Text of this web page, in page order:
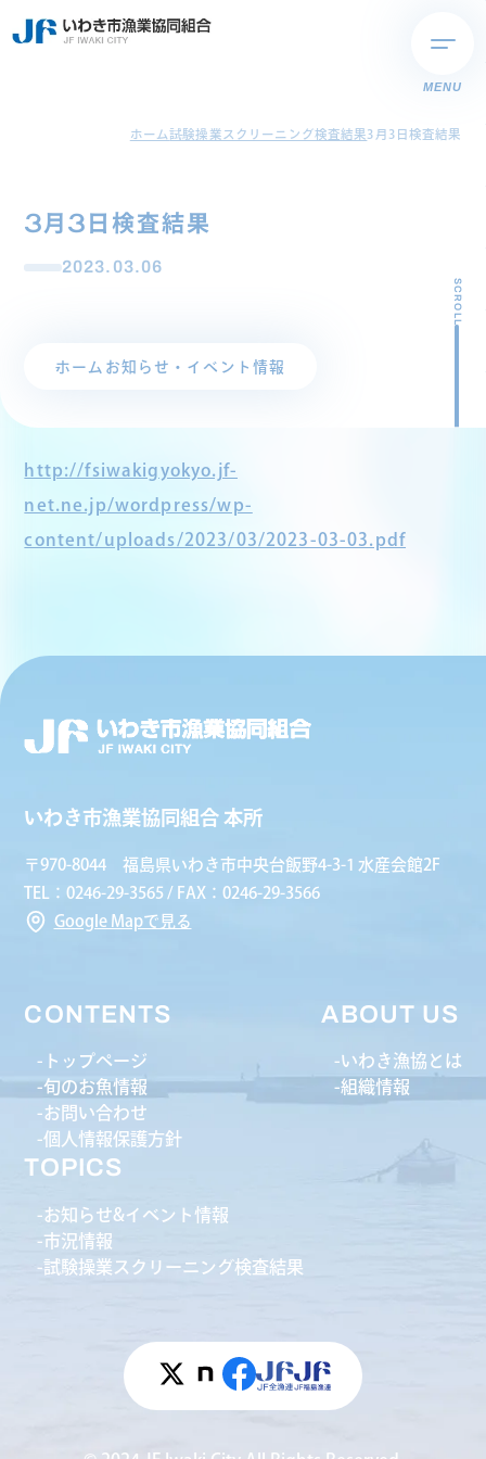
MENU
ホーム試験操業スクリーニング検査結果3月3日検査結果
3月3日検査結果
2023.03.06
ホーム お知らせ・イベント情報
SCROLL
http://fsiwakigyokyo.jf-
net.ne.jp/wordpress/wp-
content/uploads/2023/03/2023-03-03.pdf
いわき市漁業協同組合 本所
〒970-8044 福島県いわき市中央台飯野4-3-1 水産会館2F
TEL：0246-29-3565 / FAX：0246-29-3566
Google Mapで見る
CONTENTS
トップページ
旬のお魚情報
お問い合わせ
個人情報保護方針
ABOUT US
いわき漁協とは
組織情報
TOPICS
お知らせ&イベント情報
市況情報
試験操業スクリーニング検査結果